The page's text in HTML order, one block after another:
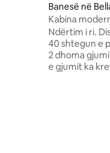
Banesë në
Kabina
Trail
Ndërtim i ri.
40 shtegun e
2 dhoma
e gjumit ka